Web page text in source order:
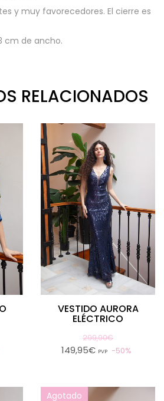
y muy favorecedores. El cierre es
cm de ancho.
RELACIONADOS
VESTIDO AURORA
ELÉCTRICO
299,90€
149,95€ PVP 50%
Agotado